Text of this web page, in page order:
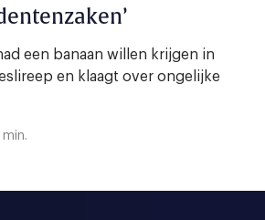
een banaan willen krijgen in
en klaagt over ongelijke